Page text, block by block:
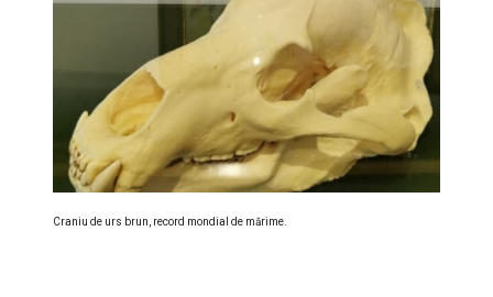
Craniu de urs brun, record mondial de mărime.